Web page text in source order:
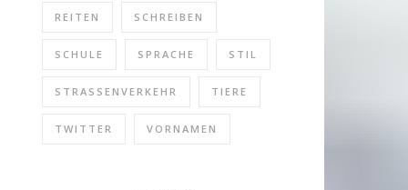
REITEN SCHREIBEN
SCHULE SPRACHE STIL
STRASSENVERKEHR TIERE
TWITTER VORNAMEN